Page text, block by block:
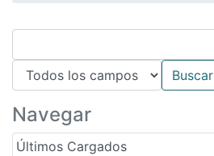
Navegar
Últimos Cargados